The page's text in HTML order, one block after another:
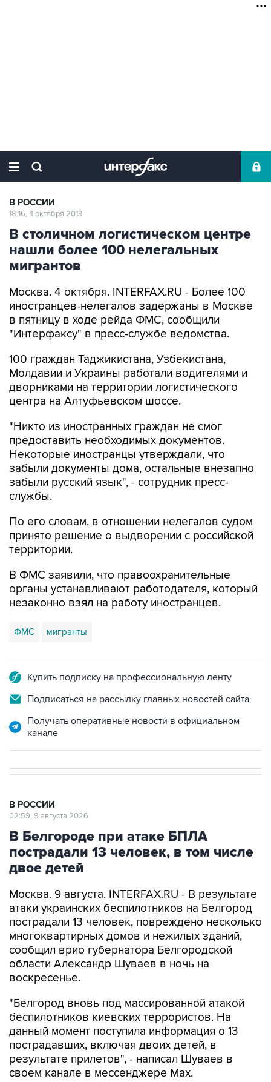
В РОССИИ
18:16, 4 октября 2013
В столичном логистическом центре
нашли более 100 нелегальных
мигрантов
Москва. 4 октября. INTERFAX.RU - Более 100
иностранцев-нелегалов задержаны в Москве
в пятницу в ходе рейда ФМС, сообщили
"Интерфаксу" в пресс-службе ведомства.
100 граждан Таджикистана, Узбекистана,
Молдавии и Украины работали водителями и
дворниками на территории логистического
центра на Алтуфьевском шоссе.
"Никто из иностранных граждан не смог
предоставить необходимых документов.
Некоторые иностранцы утверждали, что
забыли документы дома, остальные внезапно
забыли русский язык", - сотрудник пресс-
службы.
По его словам, в отношении нелегалов судом
принято решение о выдворении с российской
территории.
В ФМС заявили, что правоохранительные
органы устанавливают работодателя, который
незаконно взял на работу иностранцев.
ФМС мигранты
Купить подписку на профессиональную ленту
Подписаться на рассылку главных новостей сайта
Получать оперативные новости в официальном
канале
В РОССИИ
02:59, 9 августа 2026
В Белгороде при атаке БПЛА
пострадали 13 человек, в том числе
двое детей
Москва. 9 августа. INTERFAX.RU - В результате
атаки украинских беспилотников на Белгород
пострадали 13 человек, повреждено несколько
многоквартирных домов и нежилых зданий,
сообщил врио губернатора Белгородской
области Александр Шуваев в ночь на
воскресенье.
"Белгород вновь под массированной атакой
беспилотников киевских террористов. На
данный момент поступила информация о 13
пострадавших, включая двоих детей, в
результате прилетов", - написал Шуваев в
своем канале в мессенджере Max.